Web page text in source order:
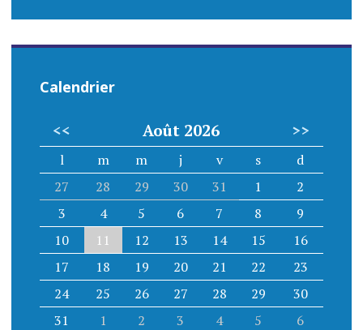
Calendrier
<< Août 2026 >>
l m m j v s
d
27
28 29 30 31 1
2
3
4 5 6 7 8
9
10
11 12 13 14 15
16
17
18 19 20 21 22
23
24
25 26 27 28 29
30
31
1 2 3 4 5 6